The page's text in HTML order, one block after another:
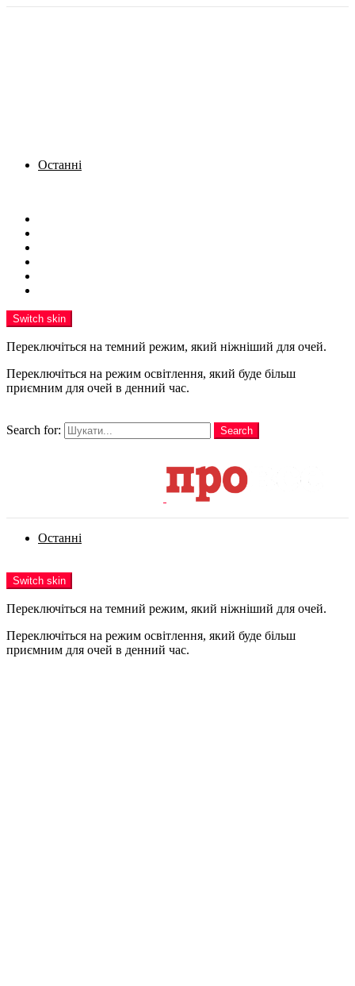
Останні
Switch skin
Переключіться на темний режим, який ніжніший для очей.
Переключіться на режим освітлення, який буде більш
приємним для очей в денний час.
Search for:
Search
Останні
Switch skin
Переключіться на темний режим, який ніжніший для очей.
Переключіться на режим освітлення, який буде більш
приємним для очей в денний час.